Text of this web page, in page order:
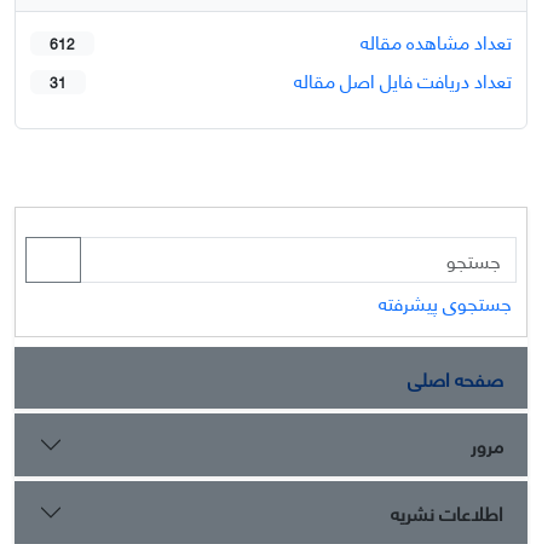
تعداد مشاهده مقاله
612
تعداد دریافت فایل اصل مقاله 31
جستجوی پیشرفته
صفحه اصلی
مرور
اطلاعات نشریه